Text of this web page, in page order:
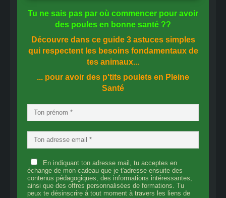
Tu ne sais pas par où commencer pour avoir
des poules en bonne santé ??
Découvre dans ce guide 3 astuces simples
qui respectent les besoins fondamentaux de
tes animaux...
... pour avoir des p'tits poulets en Pleine
Santé
En indiquant ton adresse mail, tu acceptes en
échange de mon cadeau que je t'adresse ensuite des
contenus pédagogiques, des informations intéressantes,
ainsi que des offres personnalisées de formations. Tu
peux te désinscrire à tout moment à travers les liens de